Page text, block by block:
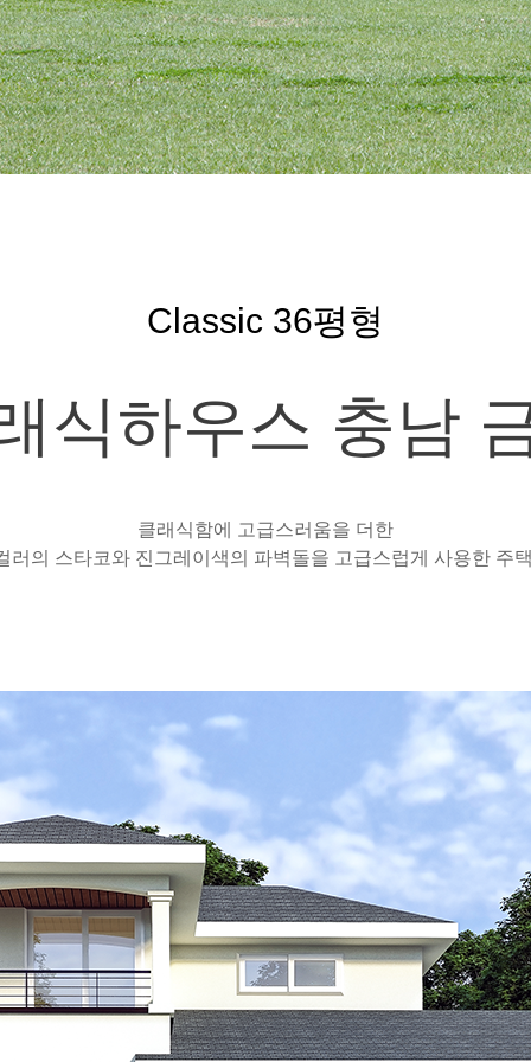
Classic 36평형
식하우스 충남
클래식함에 고급스러움을 더한
러의 스타코와 진그레이색의 파벽돌을 고급스럽게 사용한 주